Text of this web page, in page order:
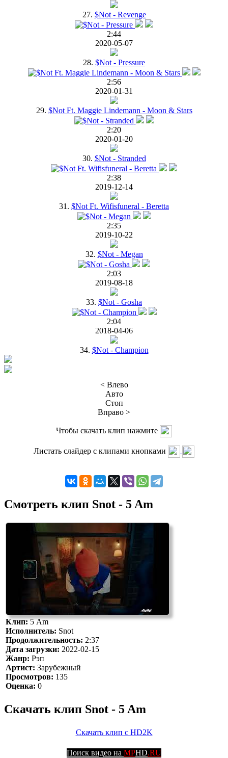
27. $Not - Revenge
2:44
2020-05-07
28. $Not - Pressure
2:56
2020-01-31
29. $Not Ft. Maggie Lindemann - Moon & Stars
2:20
2020-01-20
30. $Not - Stranded
2:38
2019-12-14
31. $Not Ft. Wifisfuneral - Beretta
2:35
2019-10-22
32. $Not - Megan
2:03
2019-08-18
33. $Not - Gosha
2:04
2018-04-06
34. $Not - Champion
< Влево
Авто
Стоп
Вправо >
Чтобы скачать клип нажмите
Листать слайдер с клипами кнопками
Смотреть клип Snot - 5 Am
Клип:5 Am
Исполнитель: Snot
Продолжительность: 2:37
Дата загрузки: 2022-02-15
Жанр: Рэп
Артист: Зарубежный
Просмотров: 135
Оценка: 0
Скачать клип Snot - 5 Am
Скачать клип с HD2K
Поиск видео на MPHD.RU